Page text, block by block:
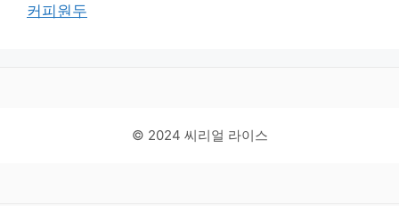
커피원두
© 2024 씨리얼 라이스